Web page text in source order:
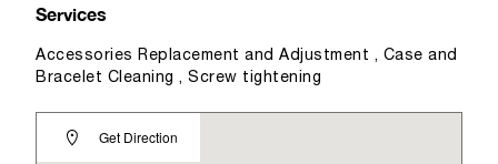
Get Direction
Services
Accessories Replacement and Adjustment , Case and
Bracelet Cleaning , Screw tightening